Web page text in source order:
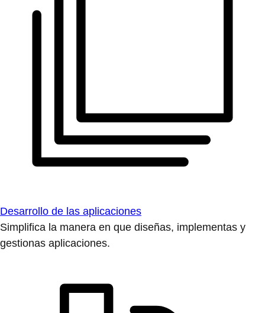
Desarrollo de las aplicaciones
Simplifica la manera en que diseñas, implementas y
gestionas aplicaciones.